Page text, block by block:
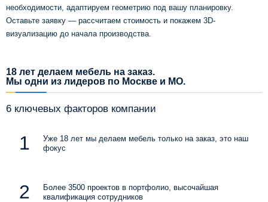
необходимости, адаптируем геометрию под вашу планировку.
Оставьте заявку — рассчитаем стоимость и покажем 3D-
визуализацию до начала производства.
18 лет делаем мебель на заказ.
Мы одни из лидеров по Москве и МО.
6 ключевых факторов компании
Уже 18 лет мы делаем мебель только на заказ, это наш
фокус
Более 3500 проектов в портфолио, высочайшая
квалификация сотрудников